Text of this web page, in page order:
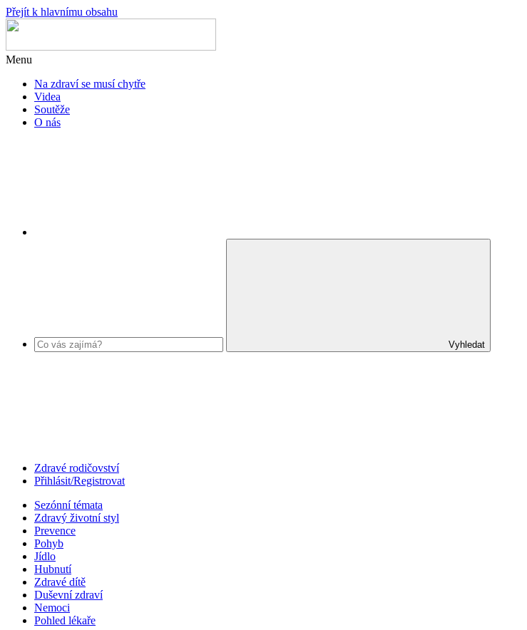
Přejít k hlavnímu obsahu
Menu
Na zdraví se musí chytře
Videa
Soutěže
O nás
Vyhledat
Zdravé rodičovství
Přihlásit/Registrovat
Sezónní témata
Zdravý životní styl
Prevence
Pohyb
Jídlo
Hubnutí
Zdravé dítě
Duševní zdraví
Nemoci
Pohled lékaře